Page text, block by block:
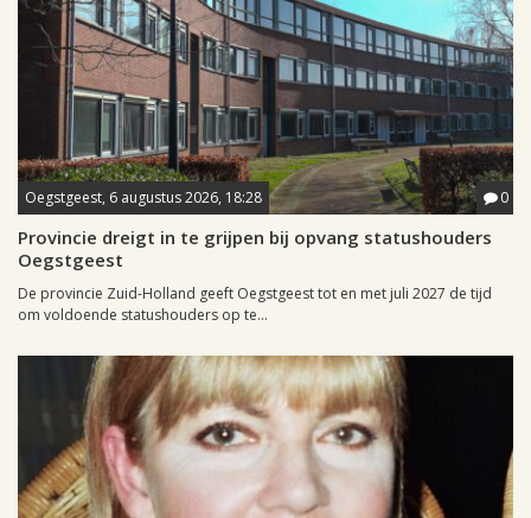
Oegstgeest, 6 augustus 2026, 18:28 0
Provincie dreigt in te grijpen bij opvang statushouders
Oegstgeest
De provincie Zuid-Holland geeft Oegstgeest tot en met juli 2027 de tijd
om voldoende statushouders op te...